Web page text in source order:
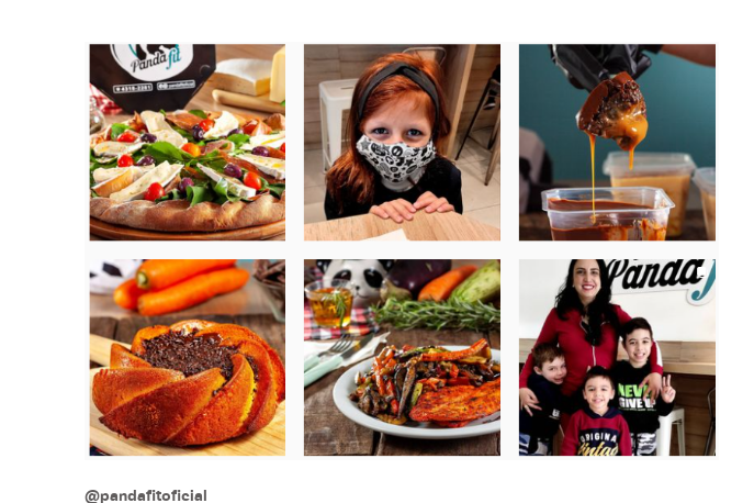
@pandafitoficial